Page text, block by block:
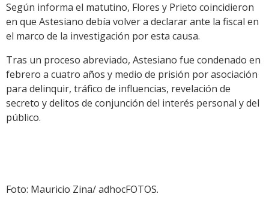
Según informa el matutino, Flores y Prieto coincidieron
en que Astesiano debía volver a declarar ante la fiscal en
el marco de la investigación por esta causa.
Tras un proceso abreviado, Astesiano fue condenado en
febrero a cuatro años y medio de prisión por asociación
para delinquir, tráfico de influencias, revelación de
secreto y delitos de conjunción del interés personal y del
público.
Foto: Mauricio Zina/ adhocFOTOS.